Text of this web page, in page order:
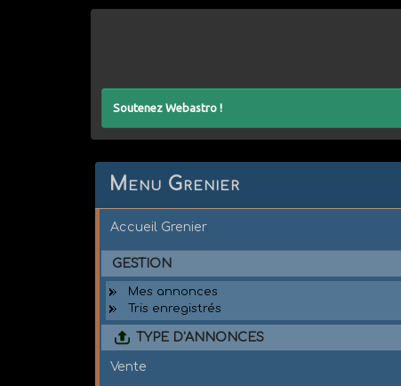
Soutenez Webastro !
Menu Grenier
Accueil Grenier
GESTION
Mes annonces
Tris enregistrés
TYPE D'ANNONCES
Vente